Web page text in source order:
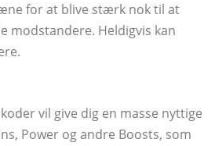
for at blive stærk nok til at
modstandere. Heldigvis kan
vil give dig en masse nyttige
Power og andre Boosts, som